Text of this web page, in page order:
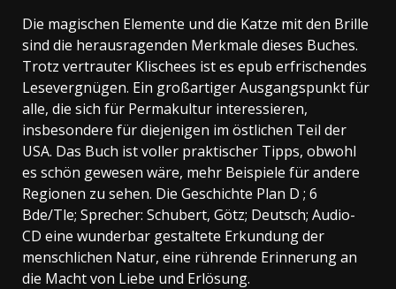
Die magischen Elemente und die Katze mit den Brille
sind die herausragenden Merkmale dieses Buches.
Trotz vertrauter Klischees ist es epub erfrischendes
Lesevergnügen. Ein großartiger Ausgangspunkt für
alle, die sich für Permakultur interessieren,
insbesondere für diejenigen im östlichen Teil der
USA. Das Buch ist voller praktischer Tipps, obwohl
es schön gewesen wäre, mehr Beispiele für andere
Regionen zu sehen. Die Geschichte Plan D ; 6
Bde/Tle; Sprecher: Schubert, Götz; Deutsch; Audio-
CD eine wunderbar gestaltete Erkundung der
menschlichen Natur, eine rührende Erinnerung an
die Macht von Liebe und Erlösung.